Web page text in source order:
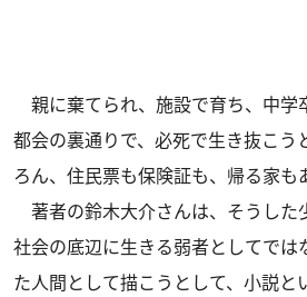
親に棄てられ、施設で育ち、中学
都会の裏通りで、必死で生き抜こう
ろん、住民票も保険証も、帰る家も
著者の鈴木大介さんは、そうした
社会の底辺に生きる弱者としてでは
た人間として描こうとして、小説と